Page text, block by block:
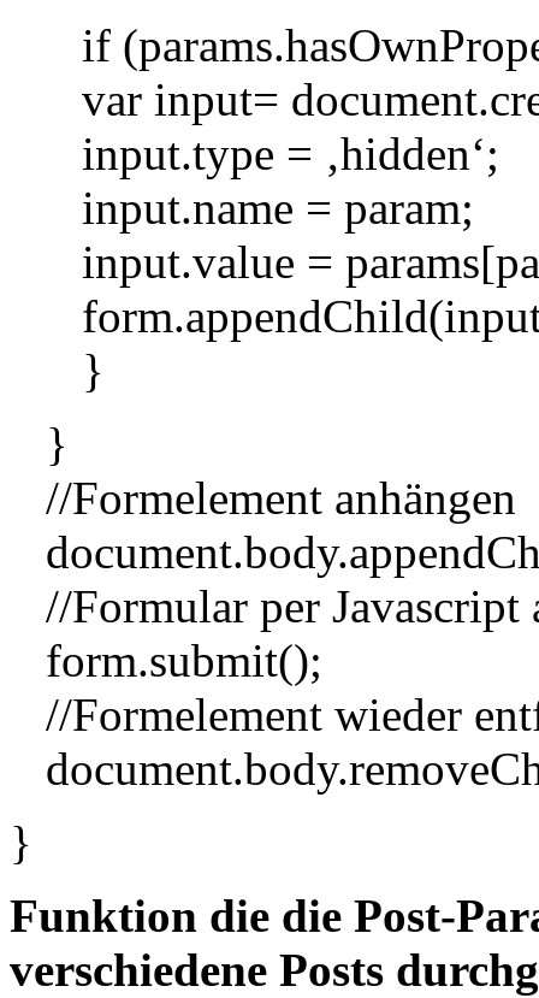
if
var input=
input.type = ‚hidden‘;
input.name = param;
input.value =
}
}
//Formelement anhängen
//Formular per Javascript
form.submit();
//Formelement wieder
}
Funktion die die Post-
verschiedene Posts